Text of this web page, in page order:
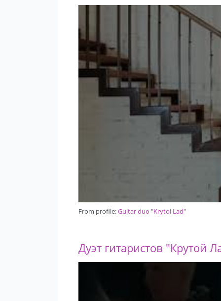
From profile:Guitar duo "Krytoi Lad"
Дуэт гитаристов "Крутой